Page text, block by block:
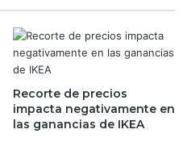
Recorte de precios
impacta negativamente en
las ganancias de IKEA